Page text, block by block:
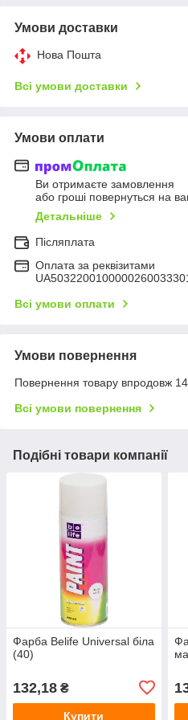
Умови доставки
Нова Пошта
Всі умови доставки
Умови оплати
Ви отримаєте замовлення
або гроші повернуться на
Детальніше
Післяплата
Оплата за реквізитами
Всі умови оплати
Умови повернення
Повернення товару впродовж
Всі умови повернення
Подібні товари компанії
Фарба Belife Universal біла
(40)
132,18 ₴
Купити